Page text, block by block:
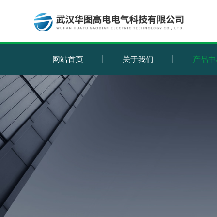
网站首页 关于我们 产品